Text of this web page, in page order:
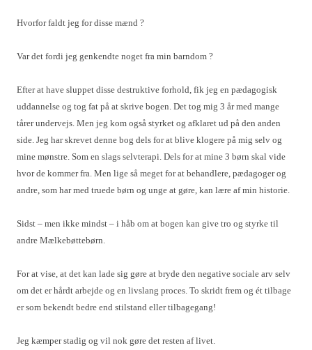
Hvorfor faldt jeg for disse mænd ?
Var det fordi jeg genkendte noget fra min barndom ?
Efter at have sluppet disse destruktive forhold, fik jeg en pædagogisk
uddannelse og tog fat på at skrive bogen. Det tog mig 3 år med mange
tårer undervejs. Men jeg kom også styrket og afklaret ud på den anden
side. Jeg har skrevet denne bog dels for at blive klogere på mig selv og
mine mønstre. Som en slags selvterapi. Dels for at mine 3 børn skal vide
hvor de kommer fra. Men lige så meget for at behandlere, pædagoger og
andre, som har med truede børn og unge at gøre, kan lære af min historie.
Sidst – men ikke mindst – i håb om at bogen kan give tro og styrke til
andre Mælkebøttebørn.
For at vise, at det kan lade sig gøre at bryde den negative sociale arv selv
om det er hårdt arbejde og en livslang proces. To skridt frem og ét tilbage
er som bekendt bedre end stilstand eller tilbagegang!
Jeg kæmper stadig og vil nok gøre det resten af livet.